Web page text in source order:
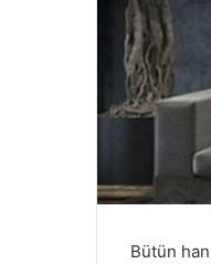
Bütün